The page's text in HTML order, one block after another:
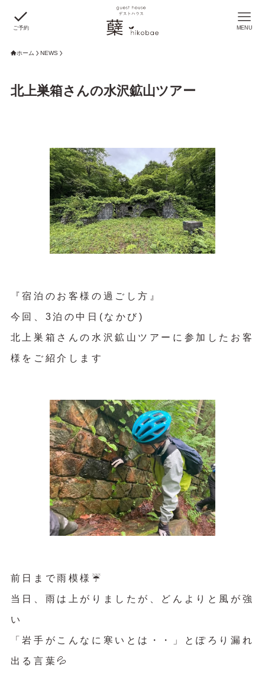
ご予約 MENU
ホーム NEWS
北上巣箱さんの水沢鉱山ツアー
『宿泊のお客様の過ごし方』
今回、3泊の中日(なかび)
北上巣箱さんの水沢鉱山ツアーに参加したお客
様をご紹介します
前日まで雨模様☔️
当日、雨は上がりましたが、どんよりと風が強
い
「岩手がこんなに寒いとは・・」とぽろり漏れ
出る言葉💦